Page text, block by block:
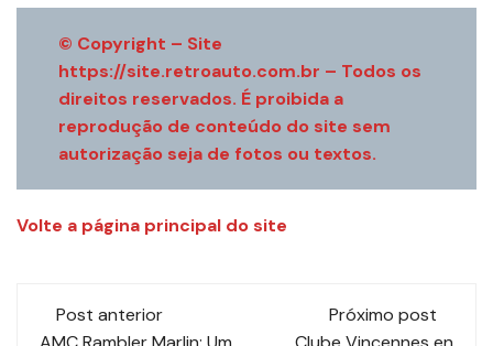
© Copyright – Site
https://site.retroauto.com.br – Todos os
direitos reservados. É proibida a
reprodução de conteúdo do site sem
autorização seja de fotos ou textos.
Volte a página principal do site
Navegação
Post anterior
Próximo post